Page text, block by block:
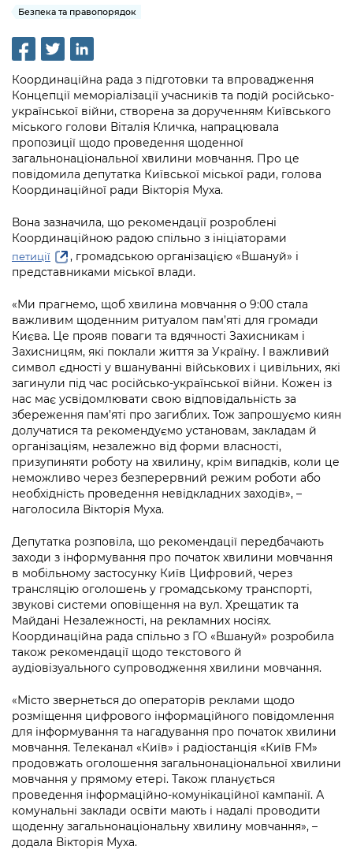
Рішення та розпорядження
Проєкти розпоряджень, що
перебувають на погодженні КМВА
Рішення Київради
Контактна інформація
Графік роботи та прийому громадян
Вакансії
Статистика
Звернення громадян
Промисловість і наука Києва
Підприємства, установи, організації
Kyiv International Relations
Річні звіти
Гендерна політика
Безбар'єрність
Освіта та навчальні заклади
Дороги, транспорт та парковки
Навколишнє середовище міста
Містобудування та земельні ділянки
Культура, спорт, дозвілля
Бізнес та ліцензування
Безпека та правопорядок
Ритуальні послуги
Іноземцям / For foreigners
Пам'ятки культурної спадщини
Портал Захисників та Захисниць
Безбар'єрність
Портал послуг
Міський застосунок Київ Цифровий
Важливе під час воєнного стану
Громадська експертиза
Громадський бюджет
Консультації з громадськістю
Громадська рада
Петиції
Відкритий бюджет
Допомога учасникам АТО
Рада з питань внутрішньо переміщених
осіб при Київській міській військовій
адміністрації
«Ініціатива «Партнерство «Відкритий
Уряд» – місцевий рівень»
Важливе під час воєнного стану
Інформація з обмеженим доступом
Проекти нормативно-правових та
інших актів
Нормативна база
Питання і відповіді про публічну
інформацію
Порядок оскарження рішень, дій чи
бездіяльності розпорядників інформації
публічну інформацію
Інформація для споживачів
Про відкриті дані
Портал даних Києва
Публічні дашборди
Медіагалерея
Підписатися на новини та анонси від
from the KCSA
Порядок акредитації медіа /
Accreditation process
Подати журналістський запит /
Submitting a media request
Зйомки в лікарнях в умовах воєнного
стану / Rules for media coverage of
hospitals at work under martial law
media
Безпека та правопорядок
Координаційна рада з підготовки та впровадження
Концепції меморіалізації учасників та подій російсько-
української війни, створена за дорученням Київського
міського голови Віталія Кличка, напрацювала
пропозиції щодо проведення щоденної
загальнонаціональної хвилини мовчання. Про це
повідомила депутатка Київської міської ради, голова
Координаційної ради Вікторія Муха.
Вона зазначила, що рекомендації розроблені
Координаційною радою спільно з ініціаторами
петиції
, громадською організацією «Вшануй» і
представниками міської влади.
«Ми прагнемо, щоб хвилина мовчання о 9:00 стала
важливим щоденним ритуалом пам’яті для громади
Києва. Це прояв поваги та вдячності Захисникам і
Захисницям, які поклали життя за Україну. І важливий
символ єдності у вшануванні військових і цивільних, які
загинули під час російсько-української війни. Кожен із
нас має усвідомлювати свою відповідальність за
збереження пам’яті про загиблих. Тож запрошуємо киян
долучатися та рекомендуємо установам, закладам й
організаціям, незалежно від форми власності,
призупиняти роботу на хвилину, крім випадків, коли це
неможливо через безперервний режим роботи або
необхідність проведення невідкладних заходів», –
наголосила Вікторія Муха.
Депутатка розповіла, що рекомендації передбачають
заходи з інформування про початок хвилини мовчання
в мобільному застосунку Київ Цифровий, через
трансляцію оголошень у громадському транспорті,
звукові системи оповіщення на вул. Хрещатик та
Майдані Незалежності, на рекламних носіях.
Координаційна рада спільно з ГО «Вшануй» розробила
також рекомендації щодо текстового й
аудіовізуального супроводження хвилини мовчання.
«Місто звернеться до операторів реклами щодо
розміщення цифрового інформаційного повідомлення
для інформування та нагадування про початок хвилини
мовчання. Телеканал «Київ» і радіостанція «Київ FM»
продовжать оголошення загальнонаціональної хвилини
мовчання у прямому етері. Також планується
проведення інформаційно-комунікаційної кампанії. А
комунальні заклади освіти мають і надалі проводити
щоденну загальнонаціональну хвилину мовчання», –
додала Вікторія Муха.